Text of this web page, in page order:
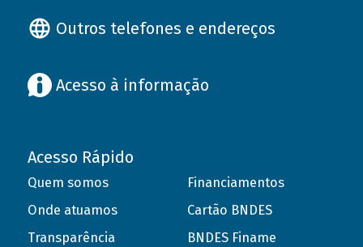
Outros telefones e endereços
Acesso à informação
Acesso Rápido
Quem somos
Onde atuamos
Transparência
Financiamentos
Cartão BNDES
BNDES Finame